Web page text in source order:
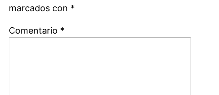
marcados con *
Comentario *